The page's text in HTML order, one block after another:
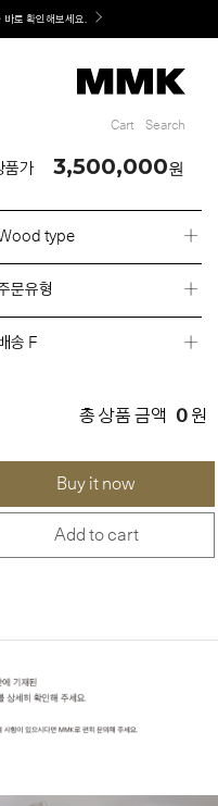
(총 60만원) 지급
Cart Search
품가 3,500,000원
type
문유형
송 F
총 상품 금액 0 원
Buy it now
Add to cart